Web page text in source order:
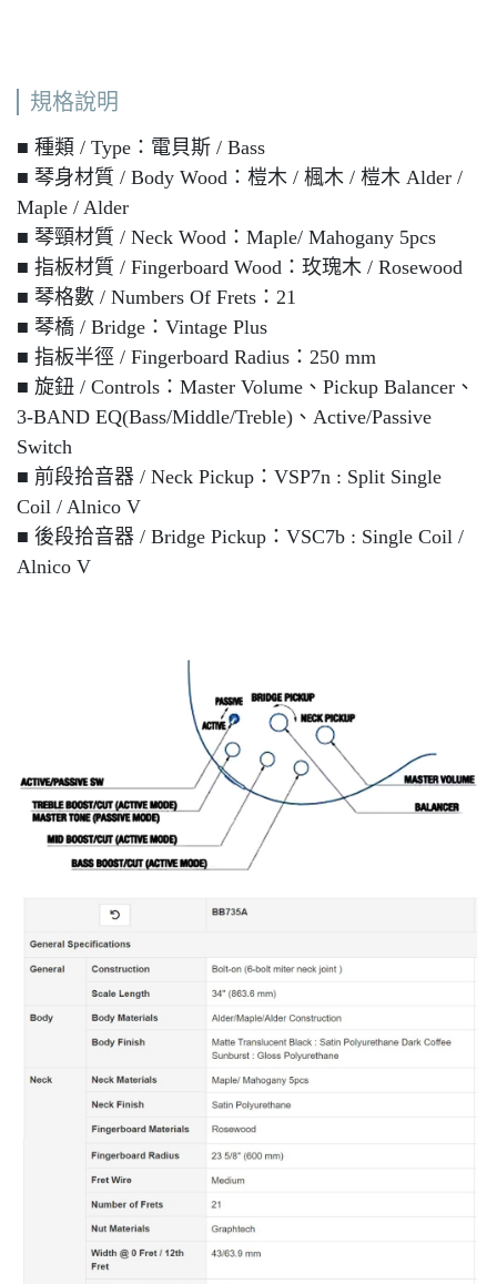
規格說明
■ 種類 / Type：電貝斯 / Bass
■ 琴身材質 / Body Wood：榿木 / 楓木 / 榿木 Alder /
Maple / Alder
■ 琴頸材質 / Neck Wood：Maple/ Mahogany 5pcs
■ 指板材質 / Fingerboard Wood：玫瑰木 / Rosewood
■ 琴格數 / Numbers Of Frets：21
■ 琴橋 / Bridge：Vintage Plus
■ 指板半徑 / Fingerboard Radius：250 mm
■ 旋鈕 / Controls：Master Volume、Pickup Balancer、
3-BAND EQ(Bass/Middle/Treble)、Active/Passive
Switch
■ 前段拾音器 / Neck Pickup：VSP7n : Split Single
Coil / Alnico V
■ 後段拾音器 / Bridge Pickup：VSC7b : Single Coil /
Alnico V